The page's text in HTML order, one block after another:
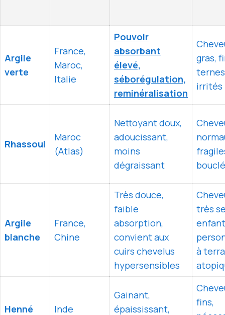
Argile
verte
France,
Maroc,
Italie
Pouvoir
absorbant
élevé,
séborégulation,
reminéralisation
gras,
irrités
Rhassoul
Maroc
(Atlas)
Nettoyant doux,
adoucissant,
moins
dégraissant
Argile
blanche
France,
Chine
Très douce,
faible
absorption,
convient aux
cuirs chevelus
hypersensibles
très
à
Henné
Inde
Gainant,
épaississant,
fins,